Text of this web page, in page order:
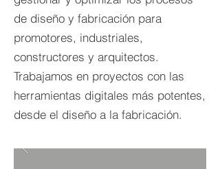
de diseño y fabricación para
promotores, industriales,
constructores y arquitectos.
Trabajamos en proyectos con las
herramientas digitales más potentes,
desde el diseño a la fabricación.